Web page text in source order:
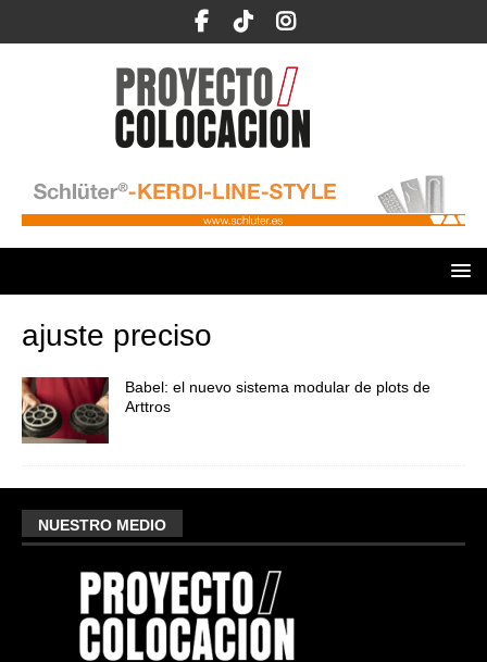
ajuste preciso
Babel: el nuevo sistema modular de plots de
Arttros
NUESTRO MEDIO